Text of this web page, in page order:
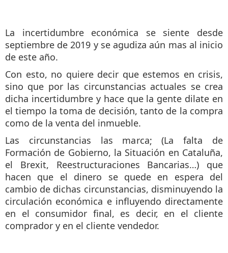
La incertidumbre económica se siente desde
septiembre de 2019 y se agudiza aún mas al inicio
de este año.
Con esto, no quiere decir que estemos en crisis,
sino que por las circunstancias actuales se crea
dicha incertidumbre y hace que la gente dilate en
el tiempo la toma de decisión, tanto de la compra
como de la venta del inmueble.
Las circunstancias las marca; (La falta de
Formación de Gobierno, la Situación en Cataluña,
el Brexit, Reestructuraciones Bancarias…) que
hacen que el dinero se quede en espera del
cambio de dichas circunstancias, disminuyendo la
circulación económica e influyendo directamente
en el consumidor final, es decir, en el cliente
comprador y en el cliente vendedor.